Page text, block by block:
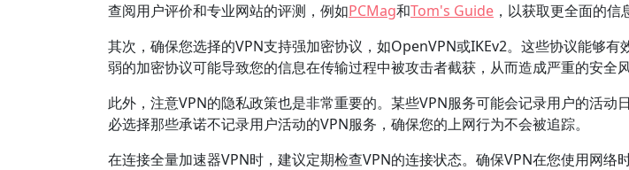
查阅用户评价和专业网站的评测，例如PCMag和Tom's Guide ，以获取更全面的信
其次，确保您选择的VPN支持强加密协议，如OpenVPN或IKEv2。这些协议能够有
弱的加密协议可能导致您的信息在传输过程中被攻击者截获，从而造成严重的安全风
此外，注意VPN的隐私政策也是非常重要的。某些VPN服务可能会记录用户的活动
必选择那些承诺不记录用户活动的VPN服务，确保您的上网行为不会被追踪。
在连接全量加速器VPN时，建议定期检查VPN的连接状态。确保VPN在您使用网络